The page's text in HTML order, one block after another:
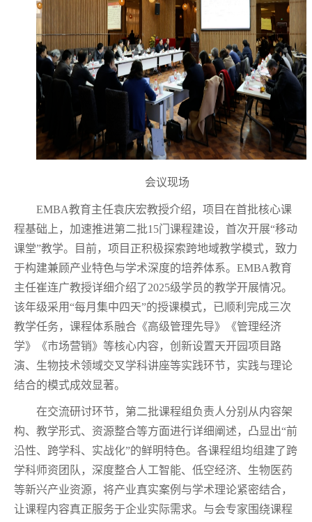
会议现场
EMBA教育主任袁庆宏教授介绍，项目在首批核心课
程基础上，加速推进第二批15门课程建设，首次开展“移动
课堂”教学。目前，项目正积极探索跨地域教学模式，致力
于构建兼顾产业特色与学术深度的培养体系。 EMBA教育
主任崔连广教授详细介绍了2025级学员的教学开展情况。
该年级采用“每月集中四天”的授课模式，已顺利完成三次
教学任务，课程体系融合《高级管理先导》《管理经济
学》《市场营销》等核心内容，创新设置天开园项目路
演、生物技术领域交叉学科讲座等实践环节，实践与理论
结合的模式成效显著。
在交流研讨环节，第二批课程组负责人分别从内容架
构、教学形式、资源整合等方面进行详细阐述，凸显出“前
沿性、跨学科、实战化”的鲜明特色。各课程组均组建了跨
学科师资团队，深度整合人工智能、低空经济、生物医药
等新兴产业资源，将产业真实案例与学术理论紧密结合，
让课程内容真正服务于企业实际需求。与会专家围绕课程